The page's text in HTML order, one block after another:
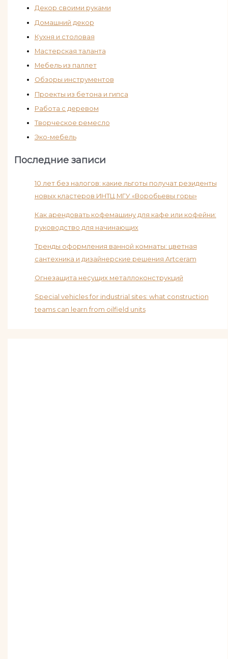
Декор своими руками
Домашний декор
Кухня и столовая
Мастерская таланта
Мебель из паллет
Обзоры инструментов
Проекты из бетона и гипса
Работа с деревом
Творческое ремесло
Эко-мебель
Последние записи
10 лет без налогов: какие льготы получат резиденты
новых кластеров ИНТЦ МГУ «Воробьевы горы»
Как арендовать кофемашину для кафе или кофейни:
руководство для начинающих
Тренды оформления ванной комнаты: цветная
сантехника и дизайнерские решения Artceram
Огнезащита несущих металлоконструкций
Special vehicles for industrial sites: what construction
teams can learn from oilfield units